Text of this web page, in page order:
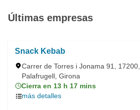
Últimas empresas
Snack Kebab
Carrer de Torres i Jonama 91, 17200,
Palafrugell, Girona
Cierra en 13 h 17 mins
más detalles